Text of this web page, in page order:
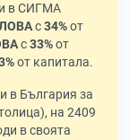
в СИГМА
с34%от
с33%от
от капитала.
в България за
на 2409
в своята